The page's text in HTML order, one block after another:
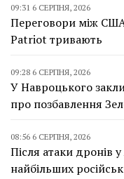
09:31 6 СЕРПНЯ, 2026
Переговори між
Patriot тривають
09:28 6 СЕРПНЯ, 2026
У Навроцького
про позбавлення
08:56 6 СЕРПНЯ, 2026
Після атаки дронів
найбільших